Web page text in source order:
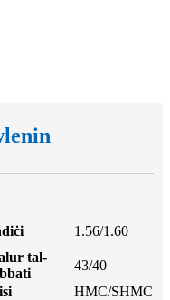
1.56/1.60
tal-
43/40
HMC/SHMC